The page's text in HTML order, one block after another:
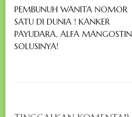
PEMBUNUH WANITA NOMOR
SATU DI DUNIA ! KANKER
PAYUDARA, ALFA MANGOSTIN
SOLUSINYA!